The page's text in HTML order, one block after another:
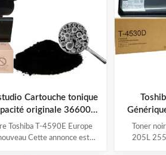
Cartouche tonique
originale 36600
Toshiba T-4590E Europe
Cette annonce est
Toner
205L